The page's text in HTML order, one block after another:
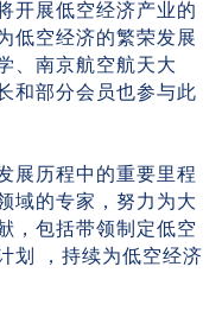
开展低空经济产业的
低空经济的繁荣发展
、南京航空航天大
和部分会员也参与此
展历程中的重要里程
域的专家，努力为大
，包括带领制定低空
划 ，持续为低空经济